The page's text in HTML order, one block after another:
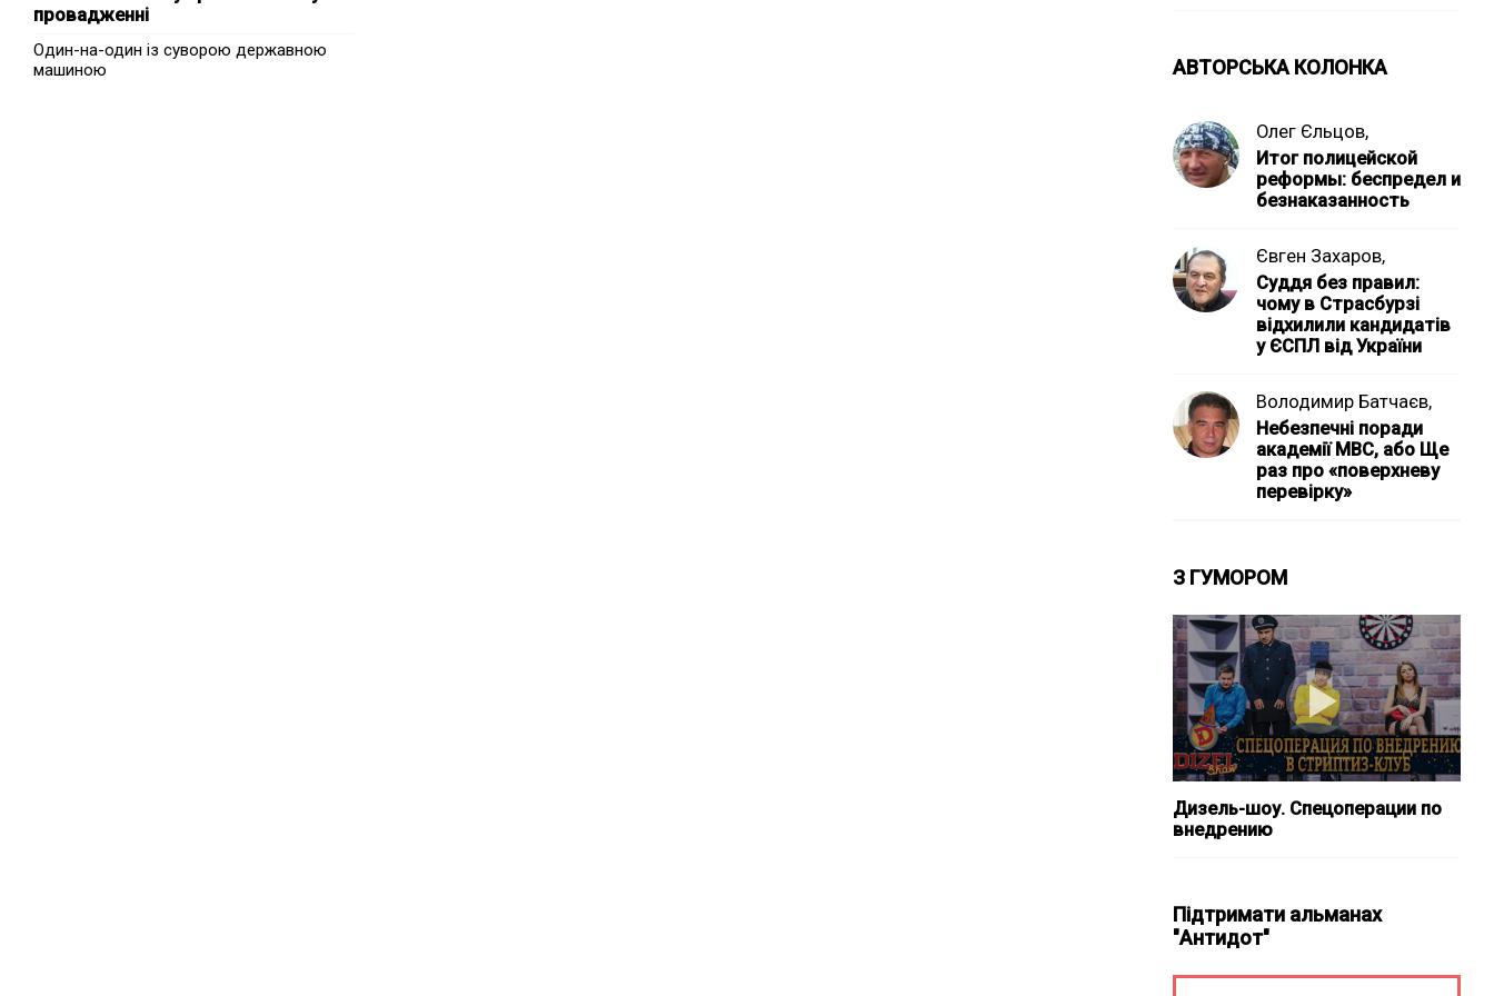
провадженні
Один-на-один із суворою державною
машиною
АВТОРСЬКА КОЛОНКА
Олег Єльцов,
Итог полицейской
реформы: беспредел и
безнаказанность
Євген Захаров,
Суддя без правил:
чому в Страсбурзі
відхилили кандидатів
у ЄСПЛ від України
Володимир Батчаєв,
Небезпечні поради
академії МВС, або Ще
раз про «поверхневу
перевірку»
З ГУМОРОМ
Дизель-шоу. Спецоперации по
внедрению
Підтримати альманах
"Антидот"